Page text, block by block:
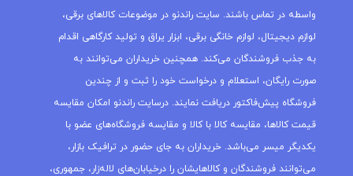
واسطه در تماس باشند. سایت راندنو در موضوعات کالاهای برقی،
لوازم دیجیتال، لوازم خانگی برقی، ابزار یراق و تولید کارگاهی اقدام
به جذب فروشندگان می‌کند. همچنین خریداران می‌توانند به
صورت رایگان، استعلام و درخواست خود را ثبت و از چندین
فروشگاه پیش‌فاکتور دریافت نمایند. درسایت راندنو امکان مقایسه
قیمت کالاها، مقایسه کالا با کالا و مقایسه فروشگاه‌های عضو با
یکدیگر میسر می‌باشد. خریداران به جای حضور در ترافیک بازار،
می‌توانند فروشندگان و کالاهایشان را درخیابان‌های لاله‌زار، جمهوری،